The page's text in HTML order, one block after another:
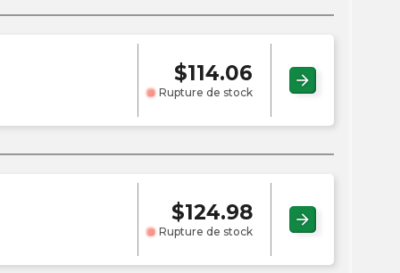
$114.06
Rupture de stock
arrow_forward
$124.98
Rupture de stock
arrow_forward